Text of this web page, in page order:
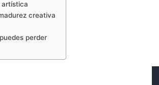
artística
creativa
perder